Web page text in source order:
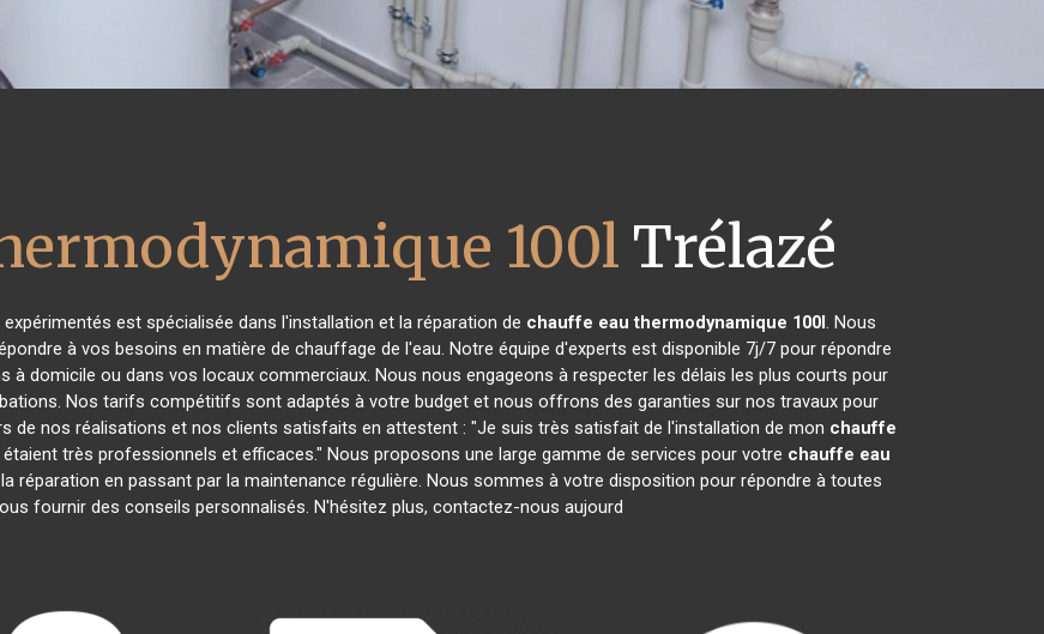
100l Trélazé
est spécialisée dans l'installation et la réparation de chauffe eau thermodynamique 100l. Nous
à vos besoins en matière de chauffage de l'eau. Notre équipe d'experts est disponible 7j/7 pour répondre
domicile ou dans vos locaux commerciaux. Nous nous engageons à respecter les délais les plus courts pour
Nos tarifs compétitifs sont adaptés à votre budget et nous offrons des garanties sur nos travaux pour
de nos réalisations et nos clients satisfaits en attestent : "Je suis très satisfait de l'installation de mon chauffe
très professionnels et efficaces." Nous proposons une large gamme de services pour votre chauffe eau
réparation en passant par la maintenance régulière. Nous sommes à votre disposition pour répondre à toutes
fournir des conseils personnalisés. N'hésitez plus, contactez-nous aujourd